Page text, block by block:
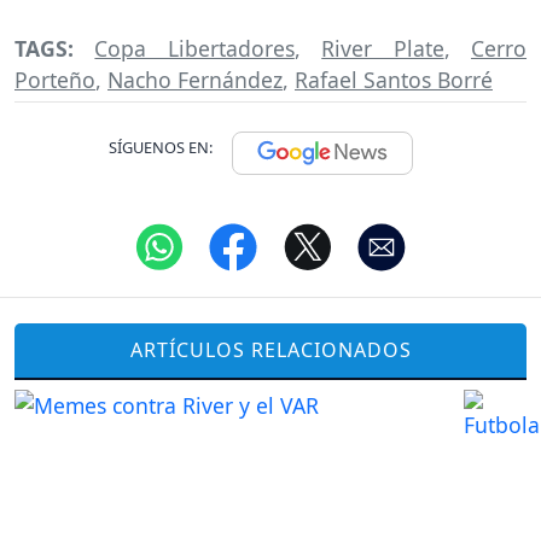
TAGS: Copa Libertadores, River Plate, Cerro
Porteño, Nacho Fernández, Rafael Santos Borré
SÍGUENOS EN:
ARTÍCULOS RELACIONADOS